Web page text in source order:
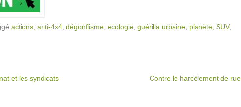
actions, anti-4x4, dégonflisme, écologie, guérilla urbaine, planète, SUV,
et les syndicats
Contre le harcèlement de rue